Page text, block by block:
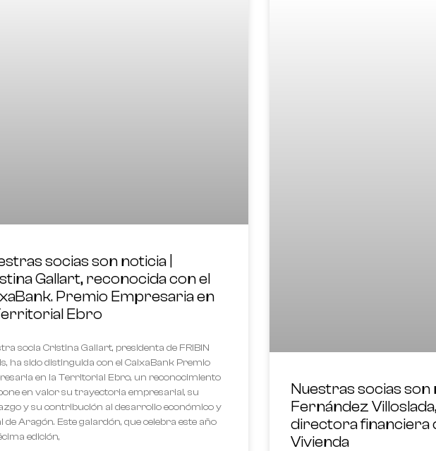
socias son noticia |
Gallart, reconocida con el
Premio Empresaria en
Ebro
socia Cristina Gallart, presidenta de FRIBIN
ha sido distinguida con el CaixaBank Premio
en la Territorial Ebro, un reconocimiento
en valor su trayectoria empresarial, su
y su contribución al desarrollo económico y
de Aragón. Este galardón, que celebra este año
edición,
Nuestras socias son
Fernández
directora financiera
Vivienda